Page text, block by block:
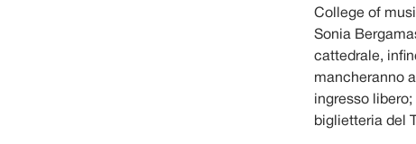
College of
Sonia
cattedrale,
mancheranno
ingresso
biglietteria del